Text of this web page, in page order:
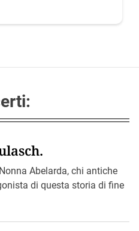
Abelarda, chi antiche
di questa storia di fine